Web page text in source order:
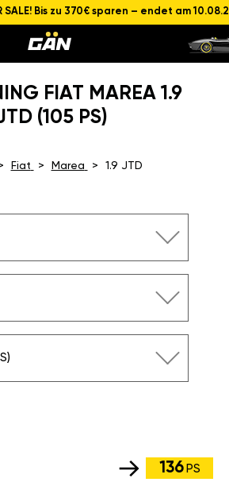
SALE! Bis zu 370€ sparen – endet am
FIAT MAREA 1.9
(105 PS)
Fiat Marea
1.9 JTD
136 PS